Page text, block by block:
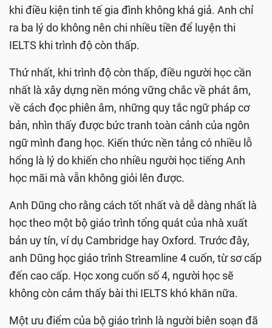
khi điều kiện tinh tế gia đình không khá giả. Anh chỉ
ra ba lý do không nên chi nhiều tiền để luyện thi
IELTS khi trình độ còn thấp.
Thứ nhất, khi trình độ còn thấp, điều người học cần
nhất là xây dựng nền móng vững chắc về phát âm,
về cách đọc phiên âm, những quy tắc ngữ pháp cơ
bản, nhìn thấy được bức tranh toàn cảnh của ngôn
ngữ mình đang học. Kiến thức nền tảng có nhiều lỗ
hổng là lý do khiến cho nhiều người học tiếng Anh
học mãi mà vẫn không giỏi lên được.
Anh Dũng cho rằng cách tốt nhất và dễ dàng nhất là
học theo một bộ giáo trình tổng quát của nhà xuất
bản uy tín, ví dụ Cambridge hay Oxford. Trước đây,
anh Dũng học giáo trình Streamline 4 cuốn, từ sơ cấp
đến cao cấp. Học xong cuốn số 4, người học sẽ
không còn cảm thấy bài thi IELTS khó khăn nữa.
Một ưu điểm của bộ giáo trình là người biên soạn đã